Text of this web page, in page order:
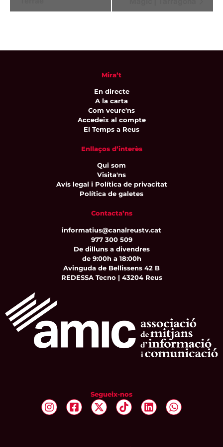
Mira’t
En directe
A la carta
Com veure'ns
Accedeix al compte
El Temps a Reus
Enllaços d’interès
Qui som
Visita'ns
Avís legal i Política de privacitat
Política de galetes
Contacta’ns
informatius@canalreustv.cat
977 300 509
De dilluns a divendres
de 9:00h a 18:00h
Avinguda de Bellissens 42 B
REDESSA Tecno | 43204 Reus
Segueix-nos